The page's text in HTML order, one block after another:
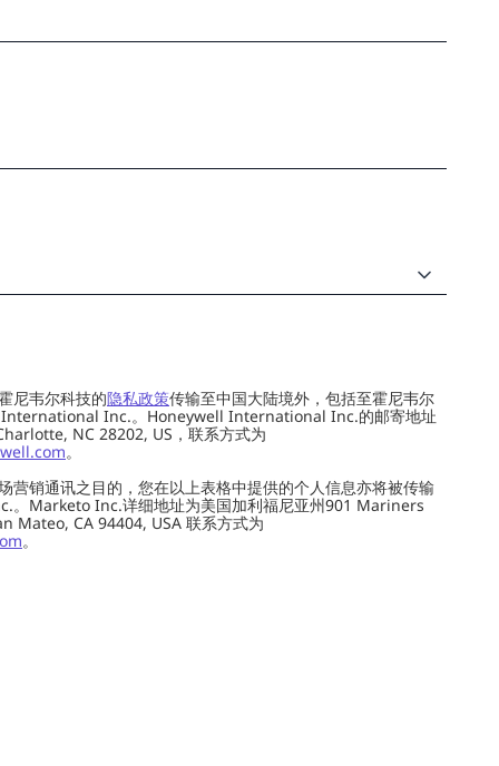
尼韦尔科技的隐私政策传输至中国大陆境外，包括至霍尼韦尔
International Inc.。Honeywell International Inc.的邮寄地址
NC 28202, US，联系方式为
。
营销通讯之目的，您在以上表格中提供的个人信息亦将被传输
。Marketo Inc.详细地址为美国加利福尼亚州901 Mariners
Mateo, CA 94404, USA 联系方式为
。